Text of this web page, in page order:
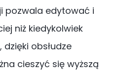
pozwala edytować i
niż kiedykolwiek
obsłudze
cieszyć się wyższą